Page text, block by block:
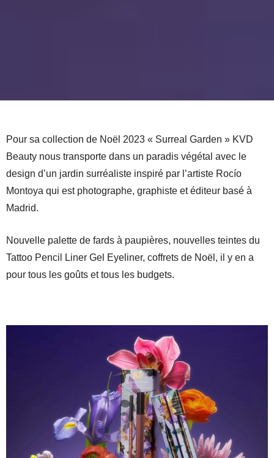
Pour sa collection de Noël 2023 « Surreal Garden » KVD
Beauty nous transporte dans un paradis végétal avec le
design d’un jardin surréaliste inspiré par l’artiste Rocío
Montoya qui est photographe, graphiste et éditeur basé à
Madrid.
Nouvelle palette de fards à paupières, nouvelles teintes du
Tattoo Pencil Liner Gel Eyeliner, coffrets de Noël, il y en a
pour tous les goûts et tous les budgets.